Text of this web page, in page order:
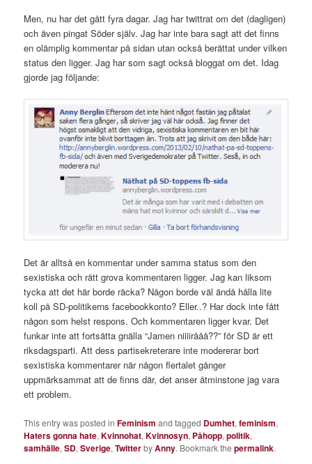
Men, nu har det gått fyra dagar. Jag har twittrat om det (dagligen)
och även pingat Söder själv. Jag har inte bara sagt att det finns
en olämplig kommentar på sidan utan också berättat under vilken
status den ligger. Jag har som sagt också bloggat om det. Idag
gjorde jag följande:
Det är alltså en kommentar under samma status som den
sexistiska och rätt grova kommentaren ligger. Jag kan liksom
tycka att det här borde räcka? Någon borde väl ändå hålla lite
koll på SD-politikerns facebookkonto? Eller..? Har dock inte fått
någon som helst respons. Och kommentaren ligger kvar. Det
funkar inte att fortsätta gnälla “Jamen niiiirååå??” för SD är ett
riksdagsparti. Att dess partisekreterare inte modererar bort
sexistiska kommentarer när någon flertalet gånger
uppmärksammat att de finns där, det anser åtminstone jag vara
ett problem.
This entry was posted inFeminism and tagged Dumhet,feminism,
Haters gonna hate,Kvinnohat,Kvinnosyn, Påhopp,politik,
samhälle,SD,Sverige,TwitterbyAnny. Bookmark thepermalink.